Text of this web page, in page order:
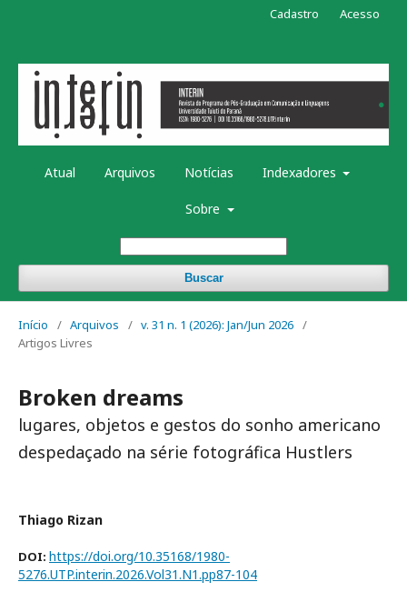
Atual Arquivos Notícias Indexadores
Sobre
Buscar
Cadastro Acesso
Início / Arquivos / v. 31 n. 1 (2026): Jan/Jun 2026 /
Artigos Livres
Broken dreams
lugares, objetos e gestos do sonho americano
despedaçado na série fotográfica Hustlers
Thiago Rizan
DOI: https://doi.org/10.35168/1980-
5276.UTP.interin.2026.Vol31.N1.pp87-104